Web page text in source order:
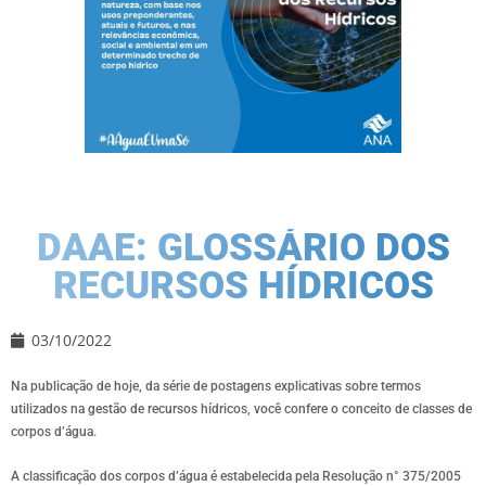
DAAE: GLOSSÁRIO DOS
RECURSOS HÍDRICOS
03/10/2022
Na publicação de hoje, da série de postagens explicativas sobre termos
utilizados na gestão de recursos hídricos, você confere o conceito de classes de
corpos d’água.
A classificação dos corpos d’água é estabelecida pela Resolução n° 375/2005